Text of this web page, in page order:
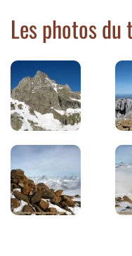
Les photos du